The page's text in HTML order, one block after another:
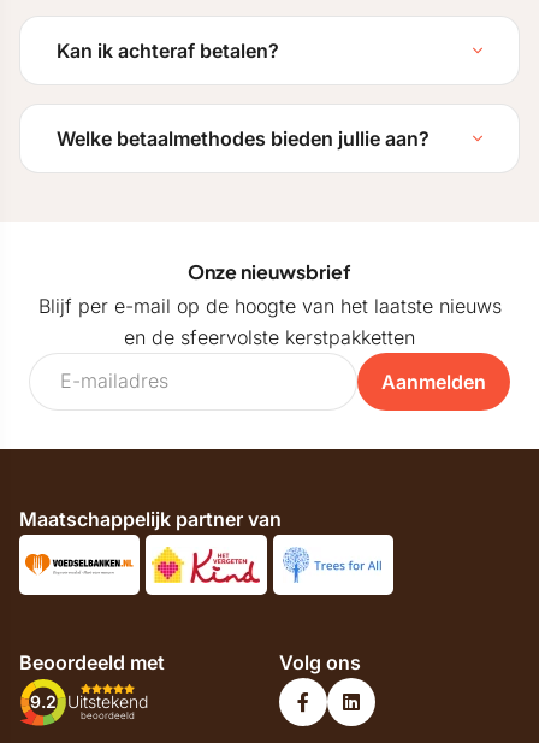
Kan ik achteraf betalen?
Welke betaalmethodes bieden jullie aan?
Onze nieuwsbrief
Blijf per e-mail op de hoogte van het laatste nieuws
en de sfeervolste kerstpakketten
Aanmelden
Maatschappelijk partner van
Beoordeeld met
9.2 Uitstekend
beoordeeld
Volg ons